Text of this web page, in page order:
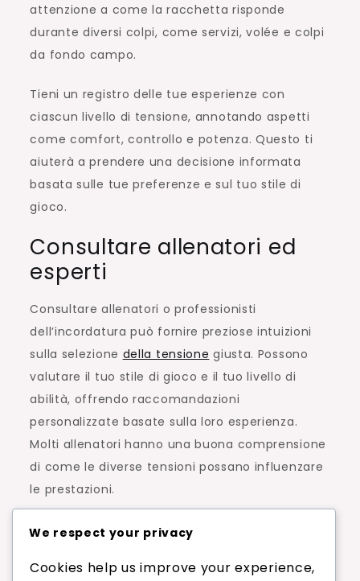
attenzione a come la racchetta risponde
durante diversi colpi, come servizi, volée e colpi
da fondo campo.
Tieni un registro delle tue esperienze con
ciascun livello di tensione, annotando aspetti
come comfort, controllo e potenza. Questo ti
aiuterà a prendere una decisione informata
basata sulle tue preferenze e sul tuo stile di
gioco.
Consultare allenatori ed
esperti
Consultare allenatori o professionisti
dell’incordatura può fornire preziose intuizioni
sulla selezione della tensione giusta. Possono
valutare il tuo stile di gioco e il tuo livello di
abilità, offrendo raccomandazioni
personalizzate basate sulla loro esperienza.
Molti allenatori hanno una buona comprensione
di come le diverse tensioni possano influenzare
le prestazioni.
Inoltre, visitare un negozio specializzato locale
opzioni e persino testare diverse tensioni delle
We respect your privacy
Cookies help us improve your experience,